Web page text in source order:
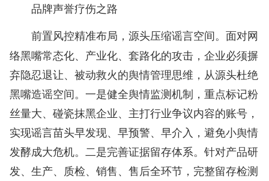
品牌声誉疗伤之路
前置风控精准布局，源头压缩谣言空间。 面对网
络黑嘴常态化、产业化、套路化的攻击，企业必须摒
弃隐忍退让、被动救火的舆情管理思维，从源头杜绝
黑嘴造谣空间。一是健全舆情监测机制，重点标记粉
丝量大、碰瓷抹黑企业、主打行业争议内容的账号，
实现谣言苗头早发现、早预警、早介入，避免小舆情
发酵成大危机。二是完善证据留存体系。针对产品研
发、生产、质检、销售、售后全环节，完整留存检测